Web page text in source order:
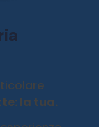
la tua.